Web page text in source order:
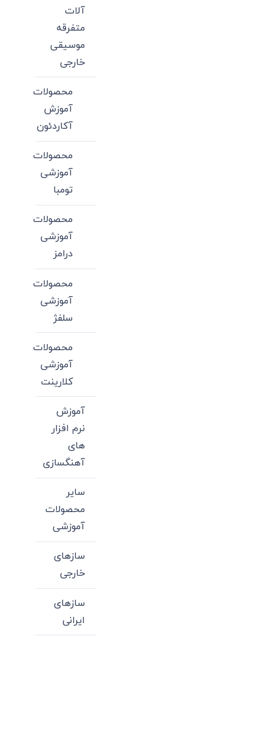
آلات
متفرقه
موسیقی
خارجی
محصولات
آموزش
آکاردئون
محصولات
آموزشی
تومبا
محصولات
آموزشی
درامز
محصولات
آموزشی
سلفژ
محصولات
آموزشی
کلارینت
آموزش
نرم افزار
های
آهنگسازی
سایر
محصولات
آموزشی
سازهای
خارجی
سازهای
ایرانی